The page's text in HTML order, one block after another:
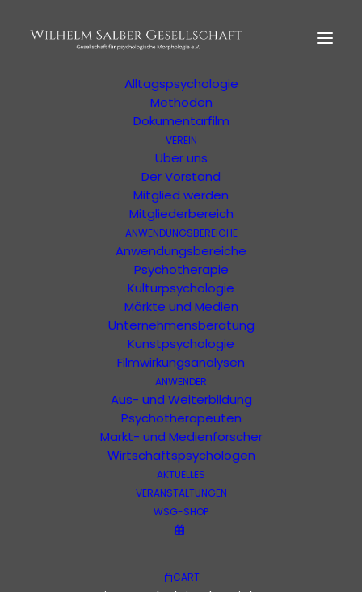
MORPHOLOGIE
Der Begründer
Alltagspsychologie
Methoden
Dokumentarfilm
VEREIN
Über uns
Der Vorstand
Mitglied werden
Mitgliederbereich
ANWENDUNGSBEREICHE
Anwendungsbereiche
Psychotherapie
Kulturpsychologie
Märkte und Medien
Unternehmensberatung
Kunstpsychologie
Filmwirkungsanalysen
ANWENDER
Aus- und Weiterbildung
Psychotherapeuten
Markt- und Medienforscher
Wirtschaftspsychologen
AKTUELLES
VERANSTALTUNGEN
WSG-SHOP
CART
Eine Veranstaltung der WSG oder von
unterstützten Organisationen
Hitchcock
PsychoKino an der BSP
Hamburg: "Psycho" (USA 1960)
Online-Filmkommentar: Prof. Dr. Dirk